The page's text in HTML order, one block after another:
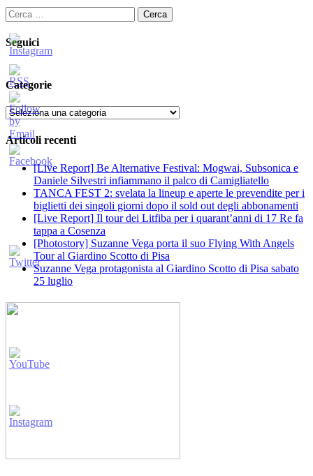
Ricerca
per:
Seguici
Categorie
Categorie
Articoli recenti
[Live Report] Be Alternative Festival: Mogwai, Subsonica e
Daniele Silvestri infiammano il palco di Camigliatello
TANCA FEST 2: svelata la lineup e aperte le prevendite per i
biglietti dei singoli giorni dopo il sold out degli abbonamenti
[Live Report] Il tour dei Litfiba per i quarant’anni di 17 Re fa
tappa a Cosenza
[Photostory] Suzanne Vega porta il suo Flying With Angels
Tour al Giardino Scotto di Pisa
Suzanne Vega protagonista al Giardino Scotto di Pisa sabato
25 luglio